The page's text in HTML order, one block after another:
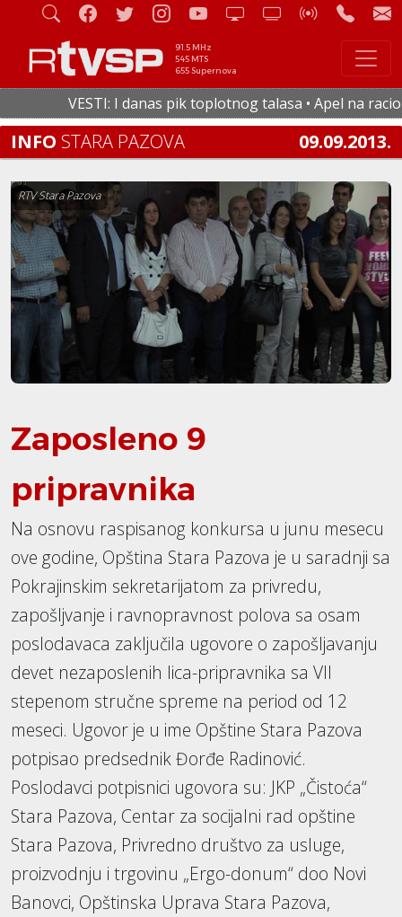
91.5 MHz
545 MTS
655 Supernova
VESTI: I danas pik toplotnog talasa • Apel na
INFO STARA PAZOVA 09.09.2013.
RTV Stara Pazova
Zaposleno 9
pripravnika
Na osnovu raspisanog konkursa u junu mesecu
ove godine, Opština Stara Pazova je u saradnji sa
Pokrajinskim sekretarijatom za privredu,
zapošljvanje i ravnopravnost polova sa osam
poslodavaca zaključila ugovore o zapošljavanju
devet nezaposlenih lica-pripravnika sa VII
stepenom stručne spreme na period od 12
meseci. Ugovor je u ime Opštine Stara Pazova
potpisao predsednik Đorđe Radinović.
Poslodavci potpisnici ugovora su: JKP „Čistoća“
Stara Pazova, Centar za socijalni rad opštine
Stara Pazova, Privredno društvo za usluge,
proizvodnju i trgovinu „Ergo-donum“ doo Novi
Banovci, Opštinska Uprava Stara Pazova,